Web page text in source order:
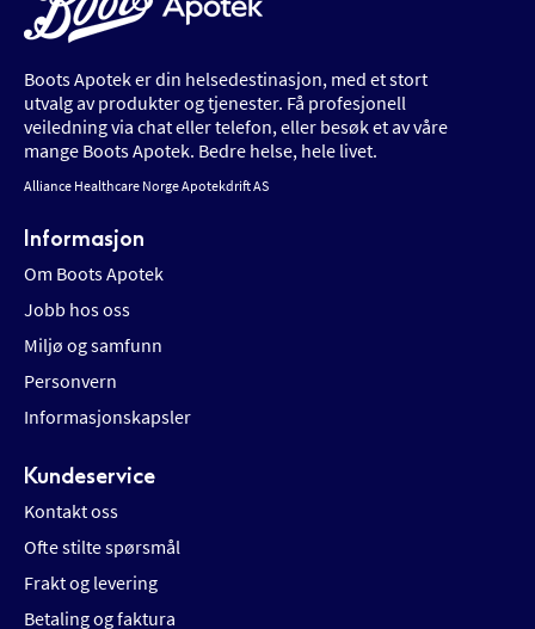
Boots Apotek er din helsedestinasjon, med et stort
utvalg av produkter og tjenester. Få profesjonell
veiledning via chat eller telefon, eller besøk et av våre
mange Boots Apotek. Bedre helse, hele livet.
Alliance Healthcare Norge Apotekdrift AS
Informasjon
Om Boots Apotek
Jobb hos oss
Miljø og samfunn
Personvern
Informasjonskapsler
Kundeservice
Kontakt oss
Ofte stilte spørsmål
Frakt og levering
Betaling og faktura